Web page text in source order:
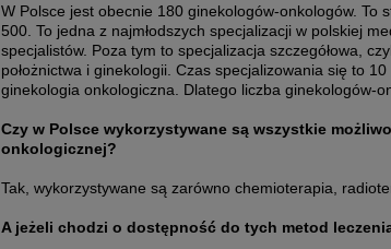
W Polsce jest obecnie 180 ginekologów-onkologów. To
500. To jedna z najmłodszych specjalizacji w polskiej
specjalistów. Poza tym to specjalizacja szczegółowa,
położnictwa i ginekologii. Czas specjalizowania się to
ginekologia onkologiczna. Dlatego liczba ginekologów-
Czy w Polsce wykorzystywane są wszystkie
onkologicznej?
Tak, wykorzystywane są zarówno chemioterapia,
A jeżeli chodzi o dostępność do tych metod